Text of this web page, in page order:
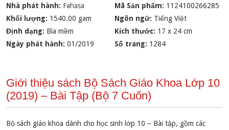
Nhà phát hành: Fahasa Mã Sản phẩm: 1124100266285
Khối lượng: 1540.00 gam Ngôn ngữ: Tiếng Việt
Định dạng: Bìa mềm Kích thước: 17 x 24 cm
Ngày phát hành:01/2019 Số trang: 1284
Giới thiệu sách Bộ Sách Giáo Khoa Lớp 10
(2019) – Bài Tập (Bộ 7 Cuốn)
Bộ sách giáo khoa dành cho học sinh lớp 10 – Bài tập, gồm các